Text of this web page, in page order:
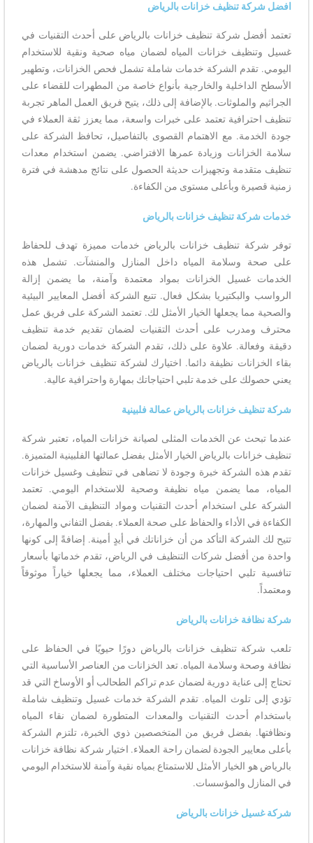
افضل شركة تنظيف خزانات بالرياض
تعتمد أفضل شركة تنظيف خزانات بالرياض على أحدث التقنيات في
غسيل وتنظيف خزانات المياه لضمان مياه صحية ونقية للاستخدام
اليومي. تقدم الشركة خدمات شاملة تشمل فحص الخزانات، وتطهير
الأسطح الداخلية والخارجية بأنواع خاصة من المطهرات للقضاء على
الجراثيم والملوثات. بالإضافة إلى ذلك، يتيح فريق العمل الماهر تجربة
تنظيف احترافية تعتمد على خبرات واسعة، مما يعزز ثقة العملاء في
جودة الخدمة. مع الاهتمام القصوى بالتفاصيل، تحافظ الشركة على
سلامة الخزانات وزيادة عمرها الافتراضي. يضمن استخدام معدات
تنظيف متقدمة وتجهيزات حديثة الحصول على نتائج مدهشة في فترة
زمنية قصيرة وبأعلى مستوى من الكفاءة.
خدمات شركة تنظيف خزانات بالرياض
توفر شركة تنظيف خزانات بالرياض خدمات مميزة تهدف للحفاظ
على صحة وسلامة المياه داخل المنازل والمنشآت. تشمل هذه
الخدمات غسيل الخزانات بمواد معتمدة وآمنة، ما يضمن إزالة
الرواسب والبكتيريا بشكل فعال. تتبع الشركة أفضل المعايير البيئية
والصحية مما يجعلها الخيار الأمثل لك. تعتمد الشركة على فريق عمل
محترف ومدرب على أحدث التقنيات لضمان تقديم خدمة تنظيف
دقيقة وفعالة. علاوة على ذلك، تقدم الشركة خدمات دورية لضمان
بقاء الخزانات نظيفة دائما. اختيارك لشركة تنظيف خزانات بالرياض
يعني حصولك على خدمة تلبي احتياجاتك بمهارة واحترافية عالية.
شركة تنظيف خزانات بالرياض عمالة فلبينية
عندما تبحث عن الخدمات المثلى لصيانة خزانات المياه، تعتبر شركة
تنظيف خزانات بالرياض الخيار الأمثل بفضل عمالتها الفلبينية المتميزة.
تقدم هذه الشركة خبرة وجودة لا تضاهى في تنظيف وغسيل خزانات
المياه، مما يضمن مياه نظيفة وصحية للاستخدام اليومي. تعتمد
الشركة على استخدام أحدث التقنيات ومواد التنظيف الآمنة لضمان
الكفاءة في الأداء والحفاظ على صحة العملاء. بفضل التفاني والمهارة،
تتيح لك الشركة التأكد من أن خزاناتك في أيدٍ أمينة. إضافةً إلى كونها
واحدة من أفضل شركات التنظيف في الرياض، تقدم خدماتها بأسعار
تنافسية تلبي احتياجات مختلف العملاء، مما يجعلها خياراً موثوقاً
ومعتمداً.
شركة نظافة خزانات بالرياض
تلعب شركة تنظيف خزانات بالرياض دورًا حيويًا في الحفاظ على
نظافة وصحة وسلامة المياه. تعد الخزانات من العناصر الأساسية التي
تحتاج إلى عناية دورية لضمان عدم تراكم الطحالب أو الأوساخ التي قد
تؤدي إلى تلوث المياه. تقدم الشركة خدمات غسيل وتنظيف شاملة
باستخدام أحدث التقنيات والمعدات المتطورة لضمان نقاء المياه
ونظافتها. بفضل فريق من المتخصصين ذوي الخبرة، تلتزم الشركة
بأعلى معايير الجودة لضمان راحة العملاء. اختيار شركة نظافة خزانات
بالرياض هو الخيار الأمثل للاستمتاع بمياه نقية وآمنة للاستخدام اليومي
في المنازل والمؤسسات.
شركة غسيل خزانات بالرياض